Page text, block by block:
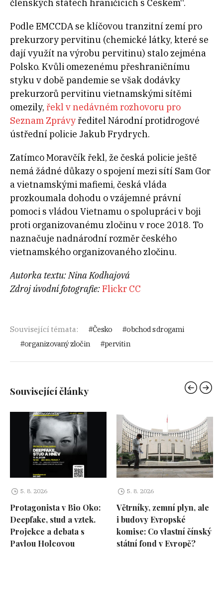
členských státech hraničících s Českem“.
Podle EMCCDA se klíčovou tranzitní zemí pro
prekurzory pervitinu (chemické látky, které se
dají využít na výrobu pervitinu) stalo zejména
Polsko. Kvůli omezenému přeshraničnímu
styku v době pandemie se však dodávky
prekurzorů pervitinu vietnamskými sítěmi
omezily, řekl v nedávném rozhovoru pro
Seznam Zprávy ředitel Národní protidrogové
ústřední policie Jakub Frydrych.
Zatímco Moravčík řekl, že česká policie ještě
nemá žádné důkazy o spojení mezi sítí Sam Gor
a vietnamskými mafiemi, česká vláda
prozkoumala dohodu o vzájemné právní
pomoci s vládou Vietnamu o spolupráci v boji
proti organizovanému zločinu v roce 2018. To
naznačuje nadnárodní rozměr českého
vietnamského organizovaného zločinu.
Autorka textu: Nina Kodhajová
Zdroj úvodní fotografie:Flickr CC
Související témata: Česko
obchod s drogami
organizovaný zločin
pervitin
Související články
5. 8. 2026
Protagonista v Bio Oko:
Deepfake, stud a vztek.
Projekce a debata s
Pavlou Holcovou
5. 8. 2026
Větrníky, zemní plyn, ale
i budovy Evropské
komise: Co vlastní čínský
státní fond v Evropě?